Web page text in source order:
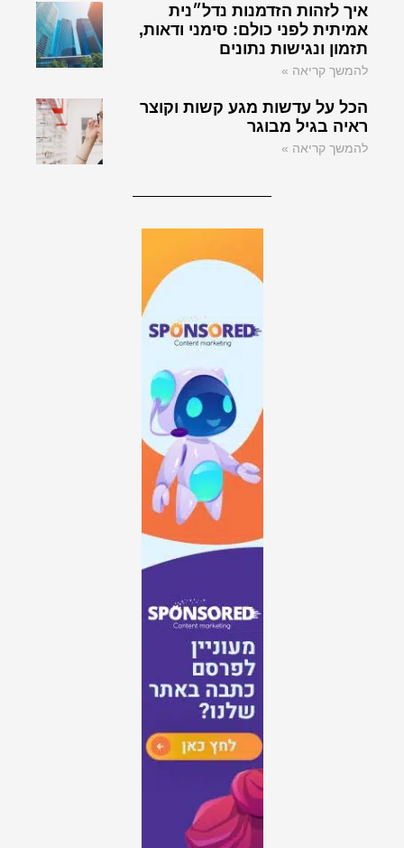
איך לזהות הזדמנות נדל״נית
אמיתית לפני כולם: סימני ודאות,
תזמון ונגישות נתונים
להמשך קריאה »
הכל על עדשות מגע קשות וקוצר
ראיה בגיל מבוגר
להמשך קריאה »